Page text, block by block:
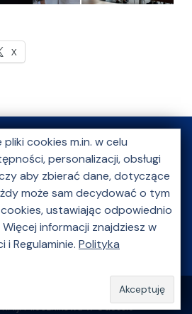
X
Kongres Młodej Nauki
Multimedia
Galeria
UG i Uniwersytetu
Ilji Miecznikowa w Odessie
cookies m.in. w celu
personalizacji, obsługi
aby zbierać dane, dotyczące
może sam decydować o tym
ustawiając odpowiednio
informacji znajdziesz w
Regulaminie. Polityka